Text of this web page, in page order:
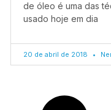
de óleo é uma das
usado hoje em dia
20 de abril de 2018